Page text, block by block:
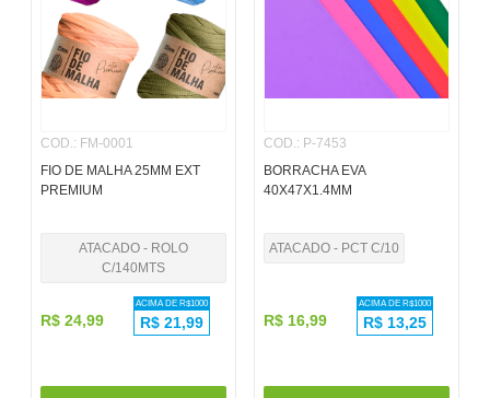
COD.: FM-0001
FIO DE MALHA 25MM EXT
PREMIUM
ATACADO - ROLO
C/140MTS
R$ 24,99
ACIMA DE R$1000
R$ 21,99
COD.: P-7453
BORRACHA EVA
40X47X1.4MM
ATACADO - PCT C/10
R$ 16,99
ACIMA DE R$1000
R$ 13,25
pincel
º papel
º barbante
10º pasta